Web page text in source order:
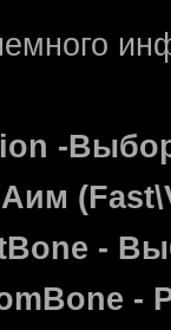
-
-
-